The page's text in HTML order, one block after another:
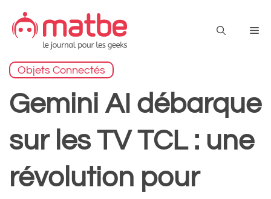
contenu
Objets Connectés
Gemini AI débarque
sur les TV TCL : une
révolution pour